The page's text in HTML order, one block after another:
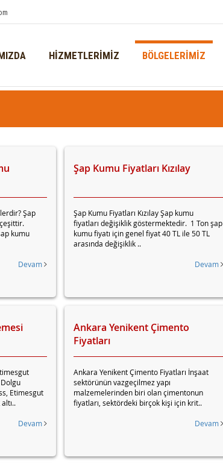
HİZMETLERİMİZ BÖLGELERİMİZ
Şap
kumu
Devam
Şap Kumu Fiyatları Kızılay
Şap Kumu Fiyatları Kızılay Şap kumu
fiyatları değişiklik göstermektedir. 1 Ton şap
kumu fiyatı için genel fiyat 40 TL ile 50 TL
arasında değişiklik ..
Devam
Etimesgut
Devam
Ankara Yenikent Çimento
Fiyatları
Ankara Yenikent Çimento Fiyatları İnşaat
sektörünün vazgeçilmez yapı
malzemelerinden biri olan çimentonun
fiyatları, sektördeki birçok kişi için krit..
Devam